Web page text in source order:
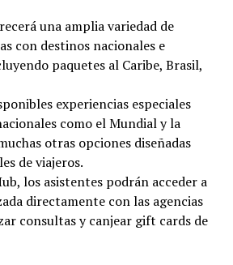
una amplia variedad de
con destinos nacionales e
paquetes al Caribe, Brasil,
experiencias especiales
como el Mundial y la
otras opciones diseñadas
de viajeros.
los asistentes podrán acceder a
directamente con las agencias
consultas y canjear gift cards de